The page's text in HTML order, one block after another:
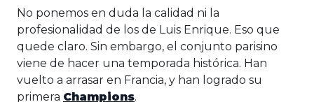
No ponemos en duda la calidad ni la
profesionalidad de los de Luis Enrique. Eso que
quede claro. Sin embargo, el conjunto parisino
viene de hacer una temporada histórica. Han
vuelto a arrasar en Francia, y han logrado su
primera Champions.